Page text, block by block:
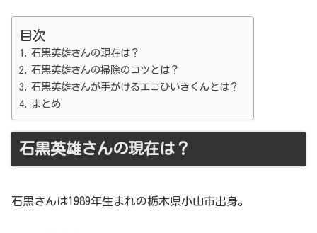
目次
石黒英雄さんの現在は？
石黒英雄さんの掃除のコツとは？
石黒英雄さんが手がけるエコひいきくんとは？
まとめ
石黒英雄さんの現在は？
石黒さんは1989年生まれの栃木県小山市出身。